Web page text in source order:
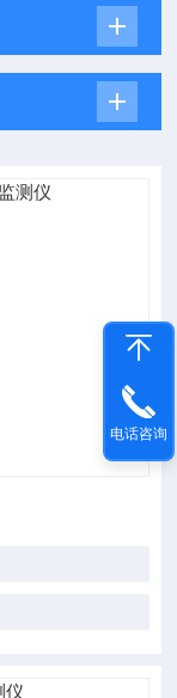
电话咨询